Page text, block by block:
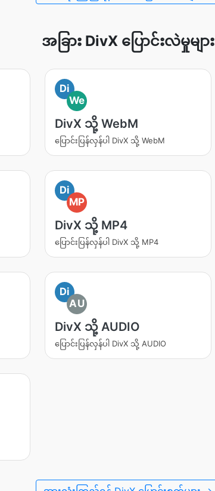
အခြား DivX ပြောင်းလဲမှုများ
Di
We
DivX သို့ WebM
ပြောင်းပြန်လှန်ပါ DivX သို့ WebM
Di
MP
DivX သို့ MP4
ပြောင်းပြန်လှန်ပါ DivX သို့ MP4
Di
AU
DivX သို့ AUDIO
ပြောင်းပြန်လှန်ပါ DivX သို့ AUDIO